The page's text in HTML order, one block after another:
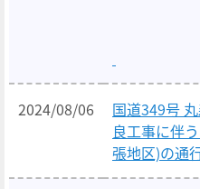
2024/08/06
国道349号
良工事に伴
張地区)の通